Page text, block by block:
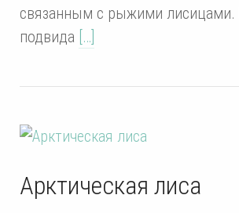
связанным с рыжими лисицами.
подвида […]
Арктическая лиса